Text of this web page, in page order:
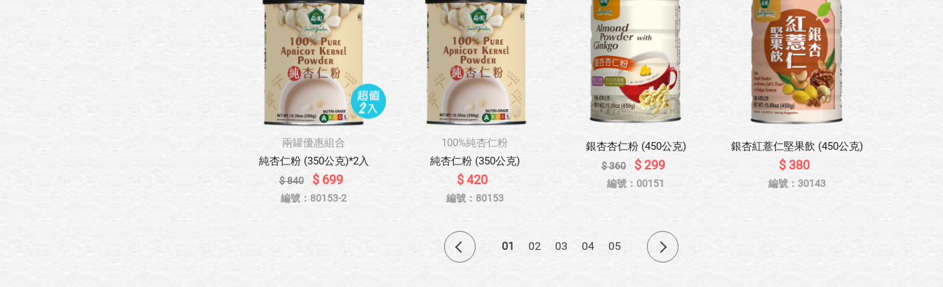
兩罐優惠組合
純杏仁粉 (350公克)*2入
$ 840 $ 699
編號：80153-2
100%純杏仁粉
純杏仁粉 (350公克)
$ 420
編號：80153
銀杏杏仁粉 (450公克)
$ 360 $ 299
編號：00151
銀杏紅薏仁堅果飲 (450公克)
$ 380
編號：30143
01 02 03 04 05